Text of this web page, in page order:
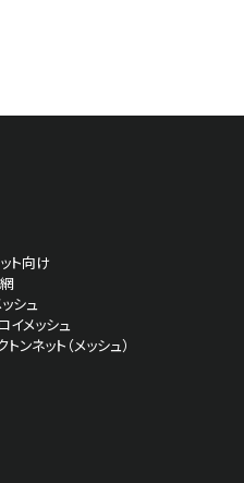
ト向け
シュ
イメッシュ
ンネット（メッシュ）